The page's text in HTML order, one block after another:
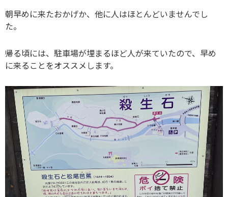
朝早めに来たおかげか、他に人はほとんどいませんでし
た。
帰る頃には、駐車場が埋まるほど人が来ていたので、早め
に来ることをオススメします。